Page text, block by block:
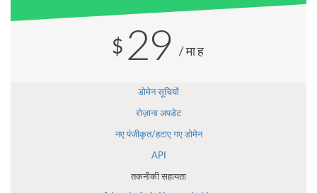
$ 29 /माह
डोमेन सूचियों
रोज़ाना अपडेट
नए पंजीकृत/हटाए गए डोमेन
API
तकनीकी सहायता